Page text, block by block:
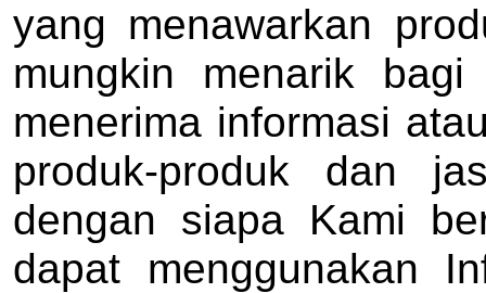
yang menawarkan
mungkin menarik
menerima informasi
produk-produk dan
dengan siapa Kami
dapat menggunakan